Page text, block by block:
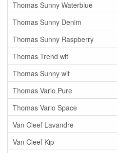
Thomas Sunny Waterblue
Thomas Sunny Denim
Thomas Sunny Raspberry
Thomas Trend wit
Thomas Sunny wit
Thomas Vario Pure
Thomas Vario Space
Van Cleef Lavandre
Van Cleef Kip